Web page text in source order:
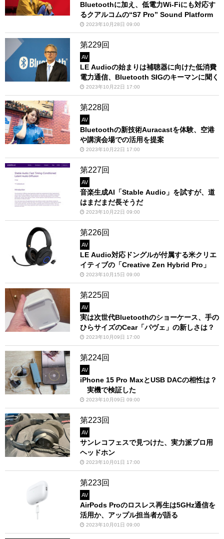
Bluetoothに加え、低電力Wi-Fiにも対応す
るクアルコムの“S7 Pro” Sound Platform
2023年10月28日 09:00
第229回
AV
LE Audioの始まりは補聴器に向けた低消費
電力通信、Bluetooth SIGのキーマンに聞く
2023年10月22日 17:00
第228回
AV
Bluetoothの新技術Auracastを体験、空港
や講演会場での活用を提案
2023年10月22日 17:00
第227回
AV
音楽生成AI「Stable Audio」を試すが、道
はまだまだ長そうだ
2023年10月22日 09:00
第226回
AV
LE Audio対応ドングルが付属する米クリエ
イティブの「Creative Zen Hybrid Pro」
2023年10月15日 09:00
第225回
AV
実は次世代Bluetoothのショーケース、手の
ひらサイズのCear「パヴェ」の新しさは？
2023年10月09日 17:00
第224回
AV
iPhone 15 Pro MaxとUSB DACの相性は？
実機で検証した
2023年10月09日 09:00
第223回
AV
サンレコフェスで見つけた、実力派プロ用
ヘッドホン
2023年10月01日 17:00
第223回
AV
AirPods Proのロスレス再生は5GHz通信を
活用か、アップル担当者が語る
2023年10月01日 09:00